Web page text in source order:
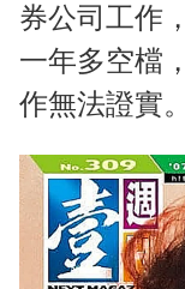
券公司工作
一年多空檔
作無法證實。